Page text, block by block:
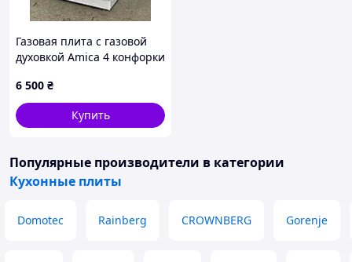
Газовая плита с газовой
духовкой Amica 4 конфорки
6 500 ₴
Купить
Популярные производители в категории
Кухонные плиты
Domotec Rainberg CROWNBERG Gorenje